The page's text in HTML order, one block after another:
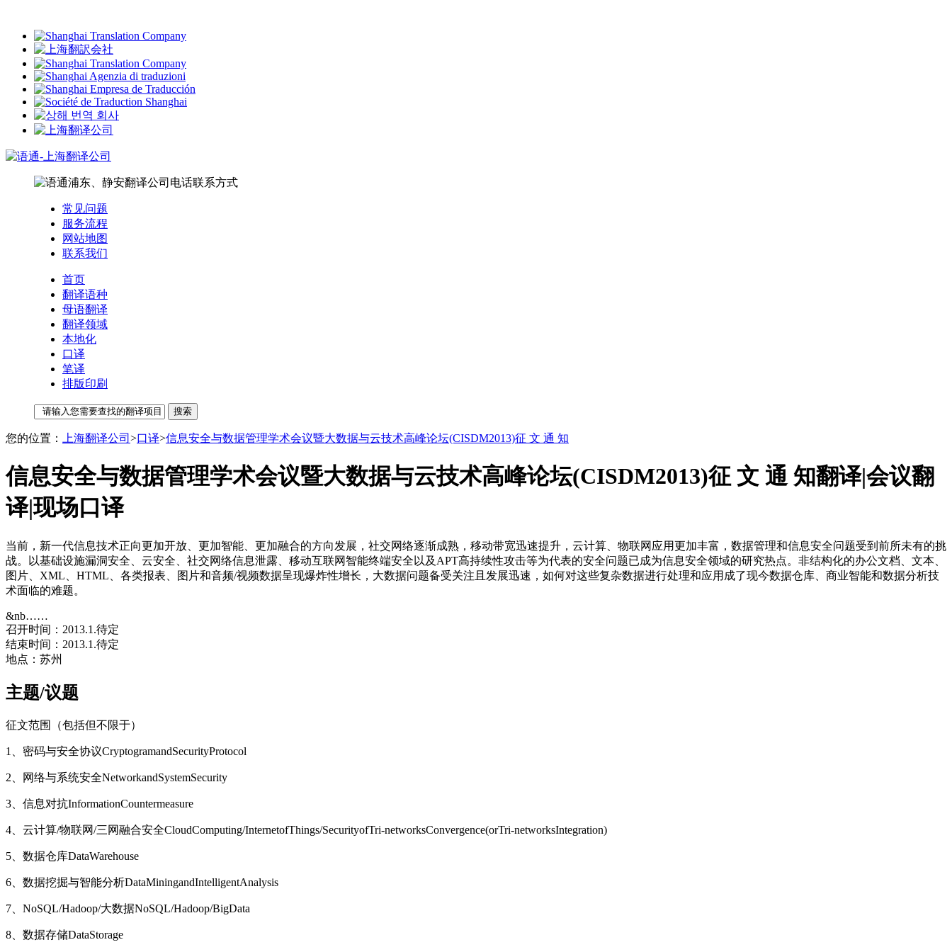
常见问题
服务流程
网站地图
联系我们
首页
翻译语种
母语翻译
翻译领域
本地化
口译
笔译
排版印刷
您的位置： 上海翻译公司 >口译>信息安全与数据管理学术会议暨大数据与云技术高峰论坛(CISDM2013)征 文 通 知
信息安全与数据管理学术会议暨大数据与云技术高峰论坛(CISDM2013)征 文 通 知翻译|会议翻
译|现场口译
当前，新一代信息技术正向更加开放、更加智能、更加融合的方向发展，社交网络逐渐成熟，移动带宽迅速提升，云计算、物联网应用更加丰富，数据管理和信息安全问题受到前所未有的挑
战。以基础设施漏洞安全、云安全、社交网络信息泄露、移动互联网智能终端安全以及APT高持续性攻击等为代表的安全问题已成为信息安全领域的研究热点。非结构化的办公文档、文本、
图片、XML、HTML、各类报表、图片和音频/视频数据呈现爆炸性增长，大数据问题备受关注且发展迅速，如何对这些复杂数据进行处理和应用成了现今数据仓库、商业智能和数据分析技
术面临的难题。
&nb……
召开时间：2013.1.待定
结束时间：2013.1.待定
地点：苏州
主题/议题
征文范围（包括但不限于）
1、密码与安全协议CryptogramandSecurityProtocol
2、网络与系统安全NetworkandSystemSecurity
3、信息对抗InformationCountermeasure
4、云计算/物联网/三网融合安全CloudComputing/InternetofThings/SecurityofTri-networksConvergence(orTri-networksIntegration)
5、数据仓库DataWarehouse
6、数据挖掘与智能分析DataMiningandIntelligentAnalysis
7、NoSQL/Hadoop/大数据NoSQL/Hadoop/BigData
8、数据存储DataStorage